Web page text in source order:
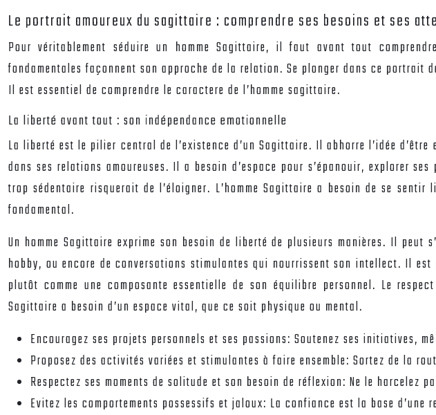
Le portrait amoureux du sagittaire : comprendre ses besoins et ses
Pour véritablement séduire un homme Sagittaire, il faut avant tout
fondamentales façonnent son approche de la relation. Se plonger dans ce portrait
Il est essentiel de comprendre le caractere de l’homme sagittaire.
La liberté avant tout : son indépendance emotionnelle
La liberté est le pilier central de l’existence d’un Sagittaire. Il abhorre l’idée
dans ses relations amoureuses. Il a besoin d’espace pour s’épanouir, explorer
trop sédentaire risquerait de l’éloigner. L’homme Sagittaire a besoin de se
fondamental.
Un homme Sagittaire exprime son besoin de liberté de plusieurs manières. Il
hobby, ou encore de conversations stimulantes qui nourrissent son intellect. Il
plutôt comme une composante essentielle de son équilibre personnel. Le
Sagittaire a besoin d’un espace vital, que ce soit physique ou mental.
Encouragez ses projets personnels et ses passions: Soutenez ses initiatives,
Proposez des activités variées et stimulantes à faire ensemble: Sortez de la
Respectez ses moments de solitude et son besoin de réflexion: Ne le harcelez
Evitez les comportements possessifs et jaloux: La confiance est la base d’une